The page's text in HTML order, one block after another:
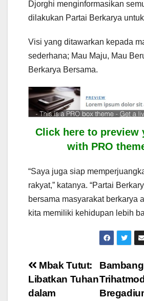
Djorghi menginformasikan
dilakukan Partai Berkarya
Visi yang ditawarkan kepada
sederhana; Mau Maju, Mau
Berkarya Bersama.
Click here to preview
with PRO
“Saya juga siap
rakyat,” katanya. “Partai
bersama masyarakat berkarya
kita memiliki kehidupan lebih
Post
navigation
Bambang
Mbak Tutut:
Libatkan Tuhan
dalam